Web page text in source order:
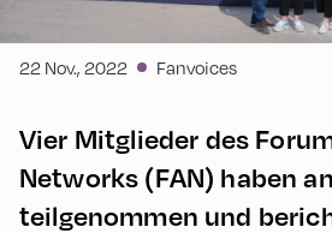
22 Nov., 2022 Fanvoices
Vier Mitglieder des
Networks (FAN) haben
teilgenommen und